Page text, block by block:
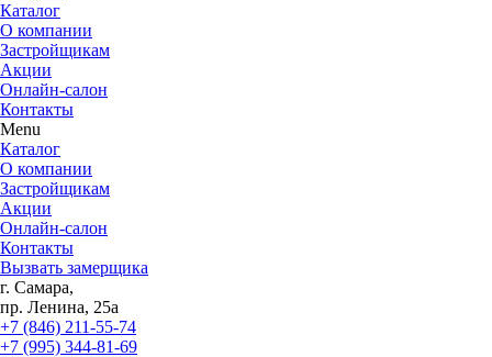
Каталог
О компании
Застройщикам
Акции
Онлайн-салон
Контакты
Menu
Каталог
О компании
Застройщикам
Акции
Онлайн-салон
Контакты
Вызвать замерщика
г. Самара,
пр. Ленина, 25а
+7 (846) 211-55-74
+7 (995) 344-81-69